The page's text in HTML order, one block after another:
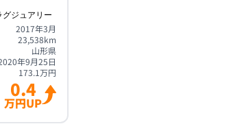
グジュアリー
2017年3月
23,538km
山形県
年9月25日
173.1万円
0.4
万円UP